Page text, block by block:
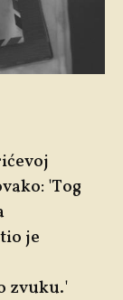
'Tog
je
zvuku.'